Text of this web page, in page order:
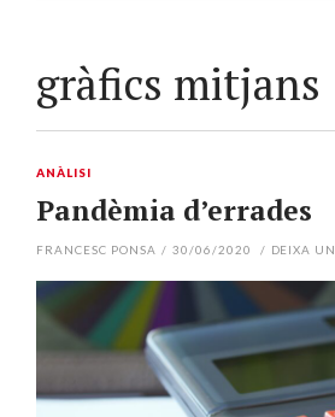
gràfics mitjans
ANÀLISI
Pandèmia d’errades
FRANCESC PONSA / 30/06/2020 / DEIXA